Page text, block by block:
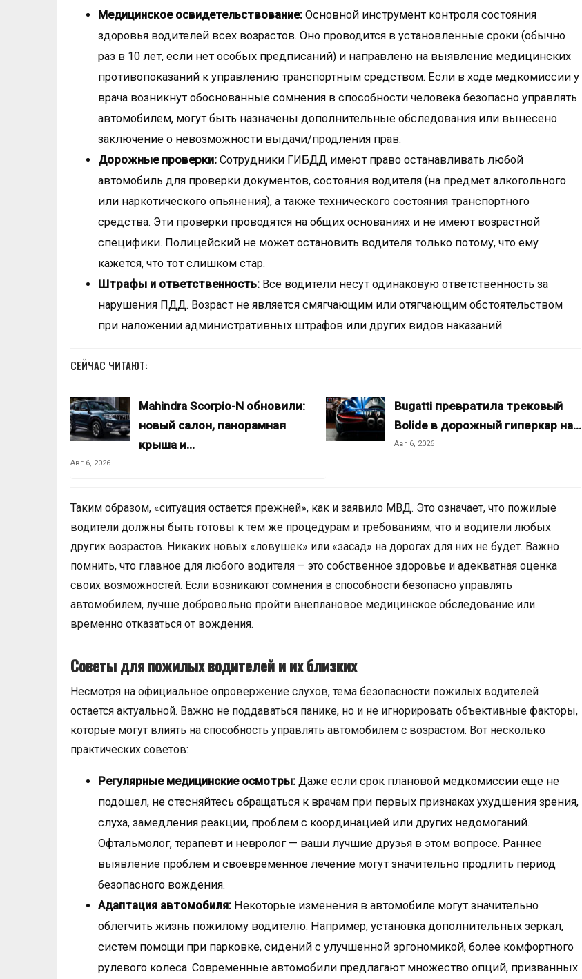
Медицинское освидетельствование: Основной инструмент контроля состояния
здоровья водителей всех возрастов. Оно проводится в установленные сроки (обычно
раз в 10 лет, если нет особых предписаний) и направлено на выявление медицинских
противопоказаний к управлению транспортным средством. Если в ходе медкомиссии у
врача возникнут обоснованные сомнения в способности человека безопасно управлять
автомобилем, могут быть назначены дополнительные обследования или вынесено
заключение о невозможности выдачи/продления прав.
Дорожные проверки: Сотрудники ГИБДД имеют право останавливать любой
автомобиль для проверки документов, состояния водителя (на предмет алкогольного
или наркотического опьянения), а также технического состояния транспортного
средства. Эти проверки проводятся на общих основаниях и не имеют возрастной
специфики. Полицейский не может остановить водителя только потому, что ему
кажется, что тот слишком стар.
Штрафы и ответственность: Все водители несут одинаковую ответственность за
нарушения ПДД. Возраст не является смягчающим или отягчающим обстоятельством
при наложении административных штрафов или других видов наказаний.
СЕЙЧАС ЧИТАЮТ:
Mahindra Scorpio-N обновили:
новый салон, панорамная
крыша и…
Авг 6, 2026
Bugatti превратила трековый
Bolide в дорожный гиперкар на…
Авг 6, 2026
Таким образом, «ситуация остается прежней», как и заявило МВД. Это означает, что пожилые
водители должны быть готовы к тем же процедурам и требованиям, что и водители любых
других возрастов. Никаких новых «ловушек» или «засад» на дорогах для них не будет. Важно
помнить, что главное для любого водителя – это собственное здоровье и адекватная оценка
своих возможностей. Если возникают сомнения в способности безопасно управлять
автомобилем, лучше добровольно пройти внеплановое медицинское обследование или
временно отказаться от вождения.
Советы для пожилых водителей и их близких
Несмотря на официальное опровержение слухов, тема безопасности пожилых водителей
остается актуальной. Важно не поддаваться панике, но и не игнорировать объективные факторы,
которые могут влиять на способность управлять автомобилем с возрастом. Вот несколько
практических советов:
Регулярные медицинские осмотры: Даже если срок плановой медкомиссии еще не
подошел, не стесняйтесь обращаться к врачам при первых признаках ухудшения зрения,
слуха, замедления реакции, проблем с координацией или других недомоганий.
Офтальмолог, терапевт и невролог — ваши лучшие друзья в этом вопросе. Раннее
выявление проблем и своевременное лечение могут значительно продлить период
безопасного вождения.
Адаптация автомобиля: Некоторые изменения в автомобиле могут значительно
облегчить жизнь пожилому водителю. Например, установка дополнительных зеркал,
систем помощи при парковке, сидений с улучшенной эргономикой, более комфортного
рулевого колеса. Современные автомобили предлагают множество опций, призванных